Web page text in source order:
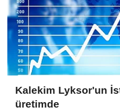
Kalekim Lyksor'un
üretimde